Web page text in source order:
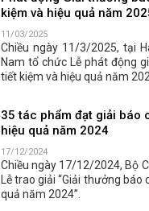
kiệm và hiệu quả năm
11/03/2025
Chiều ngày 11/3/2025, tại
Nam tổ chức Lễ phát động
tiết kiệm và hiệu quả năm
35 tác phẩm đạt giải báo
hiệu quả năm 2024
17/12/2024
Chiều ngày 17/12/2024, Bộ
Lễ trao giải “Giải thưởng
quả năm 2024”.